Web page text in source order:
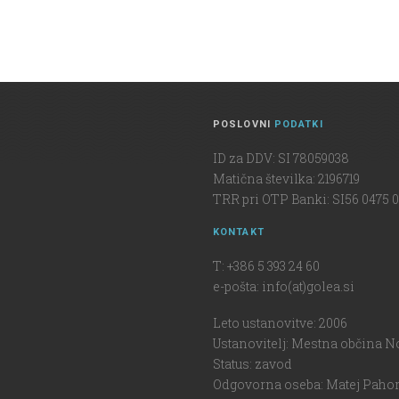
POSLOVNI PODATKI
ID za DDV: SI 78059038
Matična številka: 2196719
TRR pri OTP Banki: SI56 0475
KONTAKT
T: +386 5 393 24 60
e-pošta: info(at)golea.si
Leto ustanovitve: 2006
Ustanovitelj: Mestna občina
Status: zavod
Odgovorna oseba: Matej